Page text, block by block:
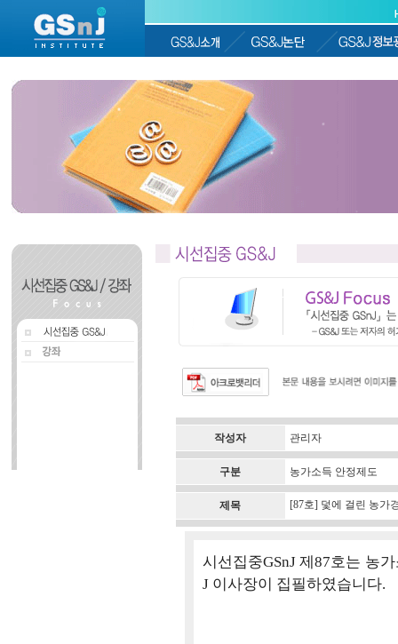
작성자 관리자
구분 농가소득 안정제도
제목 [87호] 덫에 걸린 농가
시선집중GSnJ 제87호는 농
J 이사장이 집필하였습니다.